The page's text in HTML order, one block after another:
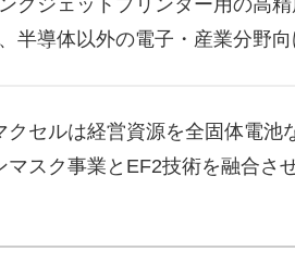
クジェットプリンター用の高
半導体以外の電子・産業分野
セルは経営資源を全固体電池
マスク事業とEF2技術を融合さ